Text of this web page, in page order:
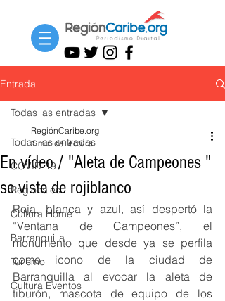
Entrada
Todas las entradas
COVID-19
Regionales
Cultura Home
Barranquilla
Turismo
Cultura Eventos
Todas las entradas
En vídeo / "Aleta de Campeones "
se viste de rojiblanco
RegiónCaribe.org
1 min de lectura
Roja, blanca y azul, así despertó la
“Ventana de Campeones”, el
monumento que desde ya se perfila
como icono de la ciudad de
Barranquilla al evocar la aleta de
tiburón, mascota de equipo de los